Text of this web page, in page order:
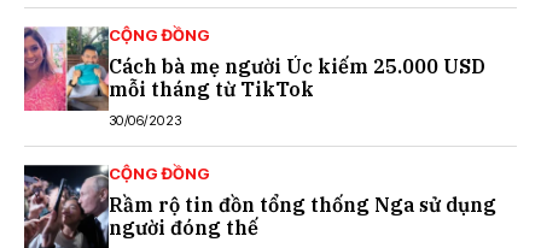
CỘNG ĐỒNG
Cách bà mẹ người Úc kiếm 25.000 USD
mỗi tháng từ TikTok
30/06/2023
CỘNG ĐỒNG
Rầm rộ tin đồn tổng thống Nga sử dụng
người đóng thế